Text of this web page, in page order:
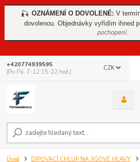
🎣 OZNÁMENÍ O DOVOLENÉ: V
dovolenou. Objednávky vyřídím ihned
pochopení.
CZK
+420774939595
(Po-Pá, 7-12 15-22 hod.)
Úvod DIPOVACÍ CHLUP NA JIGOVÉ HLAVY